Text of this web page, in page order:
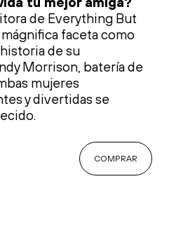
de Everything But
faceta como
de su
Morrison, batería de
mujeres
y divertidas se
COMPRAR